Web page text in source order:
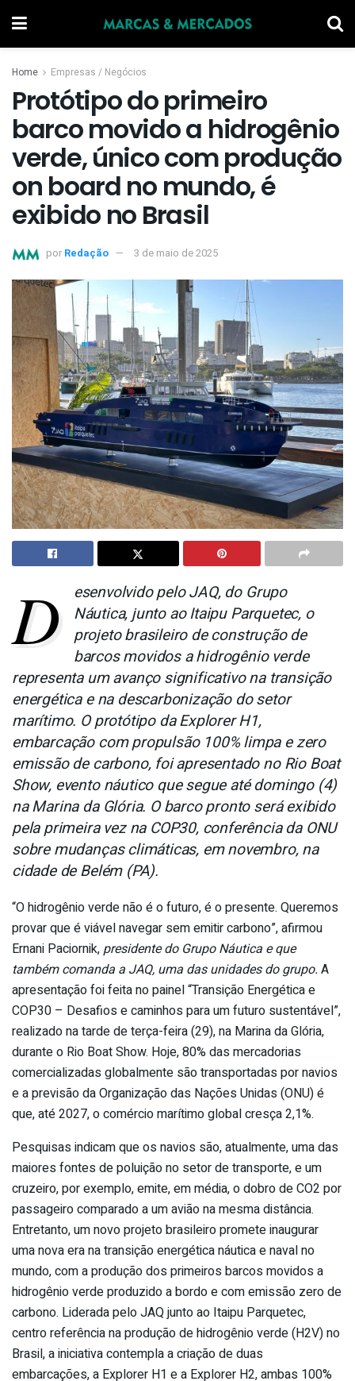
Home Empresas / Negócios
Protótipo do primeiro
barco movido a hidrogênio
verde, único com produção
on board no mundo, é
exibido no Brasil
por Redação 3 de maio de 2025
D
esenvolvido pelo JAQ, do Grupo
Náutica, junto ao Itaipu Parquetec, o
projeto brasileiro de construção de
barcos movidos a hidrogênio verde
representa um avanço significativo na transição
energética e na descarbonização do setor
marítimo. O protótipo da Explorer H1,
embarcação com propulsão 100% limpa e zero
emissão de carbono, foi apresentado no Rio Boat
Show, evento náutico que segue até domingo (4)
na Marina da Glória. O barco pronto será exibido
pela primeira vez na COP30, conferência da ONU
sobre mudanças climáticas, em novembro, na
cidade de Belém (PA).
“O hidrogênio verde não é o futuro, é o presente. Queremos
provar que é viável navegar sem emitir carbono”, afirmou
Ernani Paciornik, presidente do Grupo Náutica e que
também comanda a JAQ, uma das unidades do grupo. A
apresentação foi feita no painel “Transição Energética e
COP30 – Desafios e caminhos para um futuro sustentável”,
realizado na tarde de terça-feira (29), na Marina da Glória,
durante o Rio Boat Show. Hoje, 80% das mercadorias
comercializadas globalmente são transportadas por navios
e a previsão da Organização das Nações Unidas (ONU) é
que, até 2027, o comércio marítimo global cresça 2,1%.
Pesquisas indicam que os navios são, atualmente, uma das
maiores fontes de poluição no setor de transporte, e um
cruzeiro, por exemplo, emite, em média, o dobro de CO2 por
passageiro comparado a um avião na mesma distância.
Entretanto, um novo projeto brasileiro promete inaugurar
uma nova era na transição energética náutica e naval no
mundo, com a produção dos primeiros barcos movidos a
hidrogênio verde produzido a bordo e com emissão zero de
carbono. Liderada pelo JAQ junto ao Itaipu Parquetec,
centro referência na produção de hidrogênio verde (H2V) no
Brasil, a iniciativa contempla a criação de duas
embarcações, a Explorer H1 e a Explorer H2, ambas 100%